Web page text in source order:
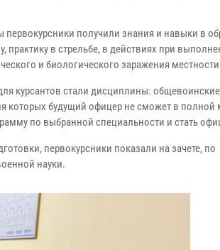
получили знания и навыки в
в стрельбе, в действиях при
и биологического заражения
курсантов стали дисциплины:
которых будущий офицер не сможет в полной
по выбранной специальности и стать
первокурсники показали на зачете, по
науки.